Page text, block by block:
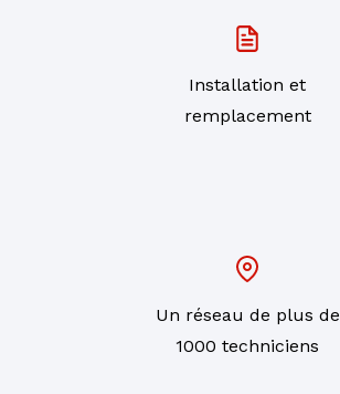
Installation et
remplacement
Un réseau de plus de
1000 techniciens